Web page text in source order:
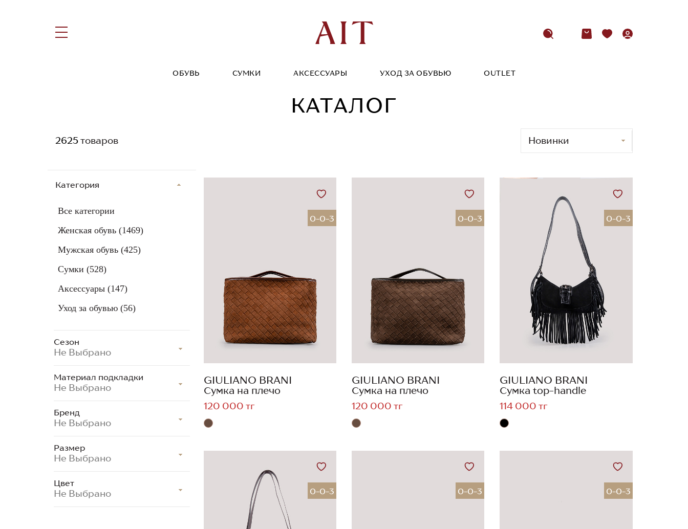
ОБУВЬ СУМКИ АКСЕССУАРЫ УХОД ЗА ОБУВЬЮ OUTLET
КАТАЛОГ
Категория
Все категории
Женская обувь (1469)
Мужская обувь (425)
Сумки (528)
Аксессуары (147)
Уход за обувью (56)
Сезон
Не Выбрано
Материал подкладки
Не Выбрано
Бренд
Не Выбрано
Размер
Не Выбрано
Цвет
Не Выбрано
0-0-3
GIULIANO BRANI
Сумка на плечо
120 000 тг
0-0-3
GIULIANO BRANI
Сумка на плечо
120 000 тг
0-0-3
GIULIANO BRANI
Сумка top-handle
114 000 тг
0-0-3 0-0-3 0-0-3
2625товаров